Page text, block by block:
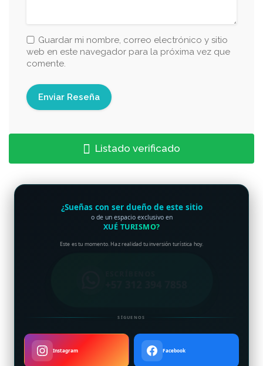
Guardar mi nombre, correo electrónico y sitio
web en este navegador para la próxima vez que
comente.
Listado verificado
¿Sueñas con ser dueño de este sitio
o de un espacio exclusivo en
XUÉ TURISMO?
Este es tu momento. Haz realidad tu inversión turística hoy.
SÍGUENOS
Instagram Facebook